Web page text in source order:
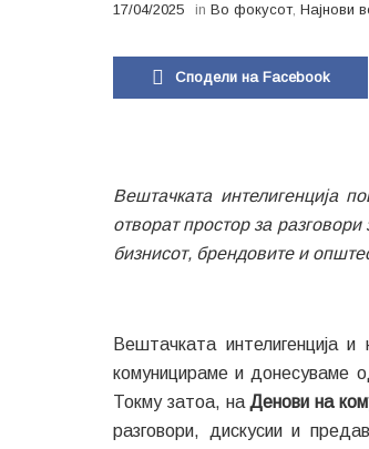
17/04/2025 in Во фокусот, Најнови
Сподели на Facebook
Вештачката интелигенција
отворат простор за
бизнисот, брендовите и
Вештачката интелигенција
комуницираме и донесуваме
Токму затоа, наДенови на
разговори, дискусии и